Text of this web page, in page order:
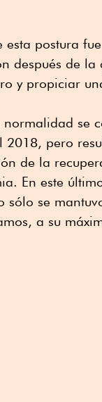
esta postura
después de la
y propiciar
se
2018, pero
de la
En este
sólo se
a su